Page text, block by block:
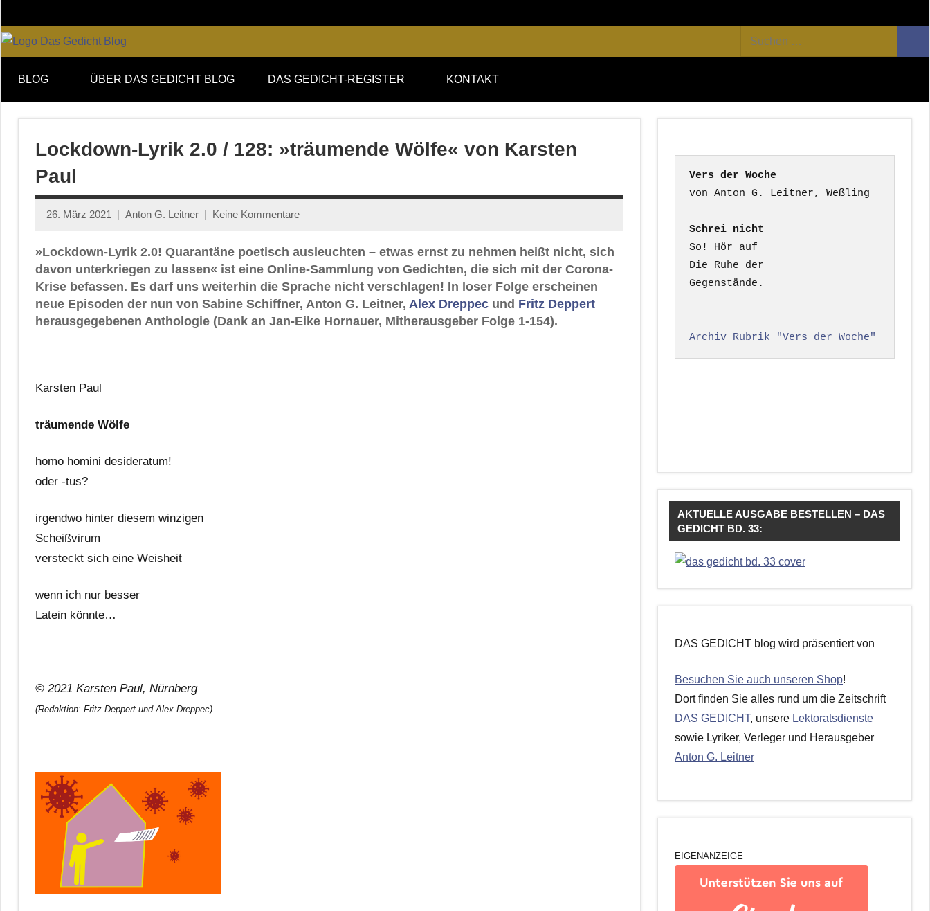
Inhalt
springen
DAS
GEDICHT
blog
von
DAS
GEDICHT.
Zeitschrift
für
Essay
und
Suchen
nach:
BLOG ÜBER DAS GEDICHT BLOG DAS GEDICHT-REGISTER KONTAKT
Lockdown-Lyrik 2.0 / 128: »träumende Wölfe« von Karsten
Paul
26. März 2021 Anton G. Leitner Keine Kommentare
»Lockdown-Lyrik 2.0! Quarantäne poetisch ausleuchten – etwas ernst zu nehmen heißt nicht, sich
davon unterkriegen zu lassen« ist eine Online-Sammlung von Gedichten, die sich mit der Corona-
Krise befassen. Es darf uns weiterhin die Sprache nicht verschlagen! In loser Folge erscheinen
neue Episoden der nun von Sabine Schiffner, Anton G. Leitner, Alex Dreppec und Fritz Deppert
herausgegebenen Anthologie (Dank an Jan-Eike Hornauer, Mitherausgeber Folge 1-154).
Karsten Paul
träumende Wölfe
homo homini desideratum!
oder -tus?
irgendwo hinter diesem winzigen
Scheißvirum
versteckt sich eine Weisheit
wenn ich nur besser
Latein könnte…
© 2021 Karsten Paul, Nürnberg
(Redaktion: Fritz Deppert und Alex Dreppec)
Vers der Woche
Schrei nicht
So! Hör auf
Die Ruhe der
Gegenstände.
Archiv Rubrik "Vers der Woche"
AKTUELLE AUSGABE BESTELLEN – DAS
GEDICHT BD. 33:
DAS GEDICHT blog wird präsentiert von
Besuchen Sie auch unseren Shop!
Dort finden Sie alles rund um die Zeitschrift
DAS GEDICHT, unsere Lektoratsdienste
sowie Lyriker, Verleger und Herausgeber
Anton G. Leitner
EIGENANZEIGE